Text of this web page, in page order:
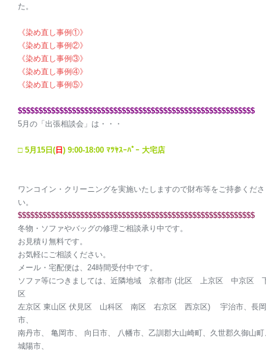
た。
《染め直し事例①》
《染め直し事例②》
《染め直し事例③》
《染め直し事例④》
《染め直し事例⑤》
$$$$$$$$$$$$$$$$$$$$$$$$$$$$$$$$$$$$$$$$$$$$$$$$$$$$$$$$$
5月の「出張相談会」は・・・
□ 5月15日(日) 9:00-18:00 ﾏﾂﾔｽｰﾊﾟｰ 大宅店
ワンコイン・クリーニングを実施いたしますので財布等をご持参くださ
い。
$$$$$$$$$$$$$$$$$$$$$$$$$$$$$$$$$$$$$$$$$$$$$$$$$$$$$$$$$
冬物・ソファやバッグの修理ご相談承り中です。
お見積り無料です。
お気軽にご相談ください。
メール・宅配便は、24時間受付中です。
ソファ等につきましては、近隣地域 京都市 (北区 上京区 中京区
区
左京区 東山区 伏見区 山科区 南区 右京区 西京区) 宇治市、長
市、
南丹市、 亀岡市、 向日市、 八幡市、乙訓郡大山崎町、久世郡久御山町
城陽市、